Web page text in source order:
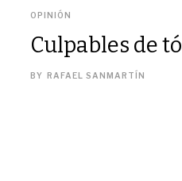
OPINIÓN
Culpables de tó
BY RAFAEL SANMARTÍN